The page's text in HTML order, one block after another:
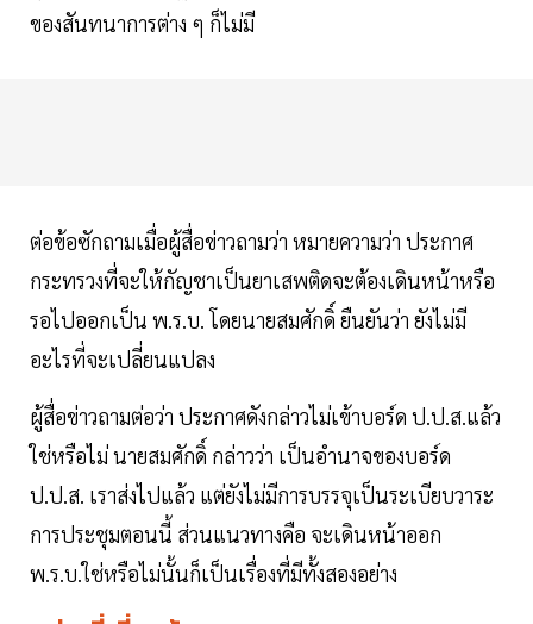
ของสันทนาการต่าง ๆ ก็ไม่มี
ต่อข้อซักถามเมื่อผู้สื่อข่าวถามว่า หมายความว่า ประกาศ
กระทรวงที่จะให้กัญชาเป็นยาเสพติดจะต้องเดินหน้าหรือ
รอไปออกเป็น พ.ร.บ. โดยนายสมศักดิ์ ยืนยันว่า ยังไม่มี
อะไรที่จะเปลี่ยนแปลง
ผู้สื่อข่าวถามต่อว่า ประกาศดังกล่าวไม่เข้าบอร์ด ป.ป.ส.แล้ว
ใช่หรือไม่ นายสมศักดิ์ กล่าวว่า เป็นอำนาจของบอร์ด
ป.ป.ส. เราส่งไปแล้ว แต่ยังไม่มีการบรรจุเป็นระเบียบวาระ
การประชุมตอนนี้ ส่วนแนวทางคือ จะเดินหน้าออก
พ.ร.บ.ใช่หรือไม่นั้นก็เป็นเรื่องที่มีทั้งสองอย่าง